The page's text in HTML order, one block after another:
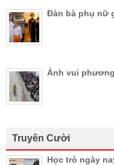
Đàn bà phụ nữ
Ảnh vui
Truyên Cười
Học trò ngày